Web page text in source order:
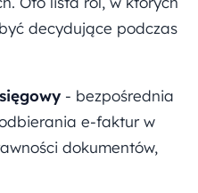
decydujące podczas
- bezpośrednia
e-faktur w
dokumentów,